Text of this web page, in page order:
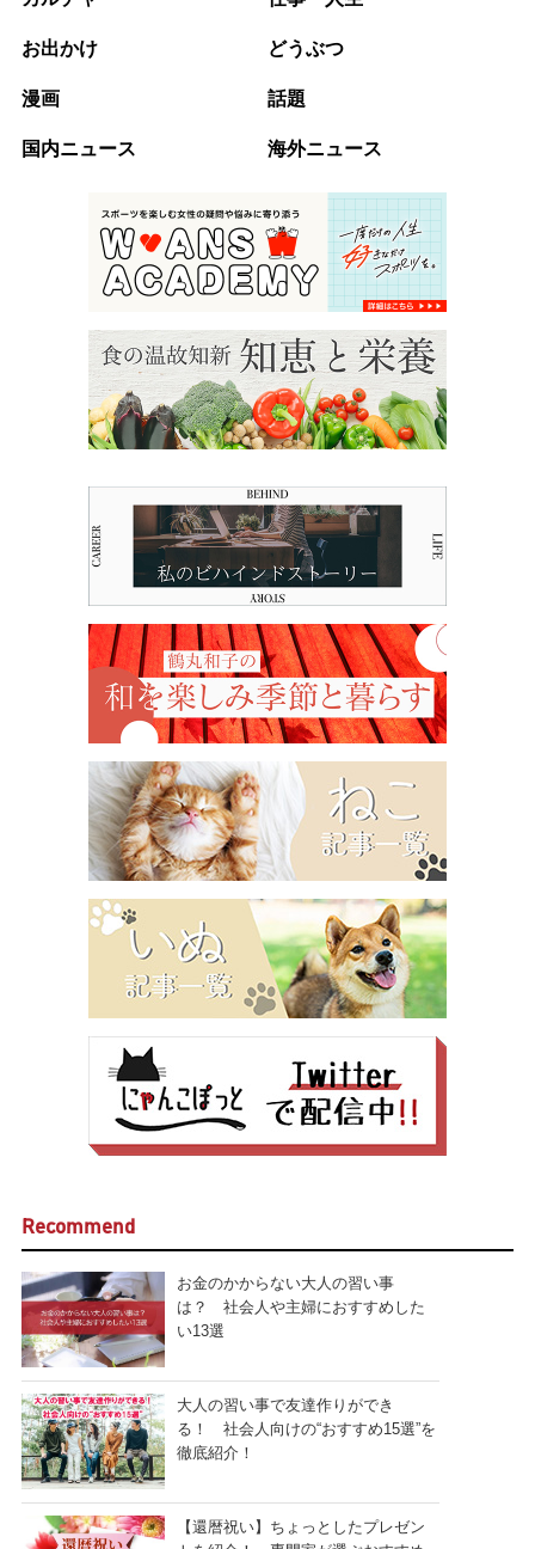
お出かけ どうぶつ
漫画 話題
国内ニュース 海外ニュース
Recommend
お金のかからない大人の習い事
は？ 社会人や主婦におすすめした
い13選
大人の習い事で友達作りができ
る！ 社会人向けの“おすすめ15選”を
徹底紹介！
【還暦祝い】ちょっとしたプレゼン